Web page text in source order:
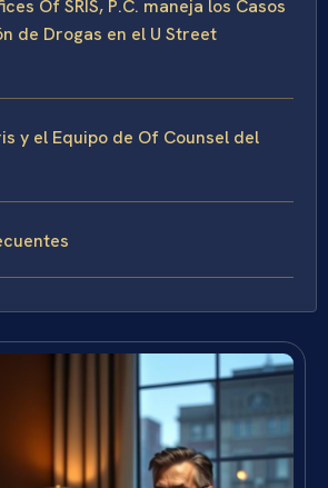
Of SRIS, P.C. maneja los Casos
de Drogas en el U Street
y el Equipo de Of Counsel del